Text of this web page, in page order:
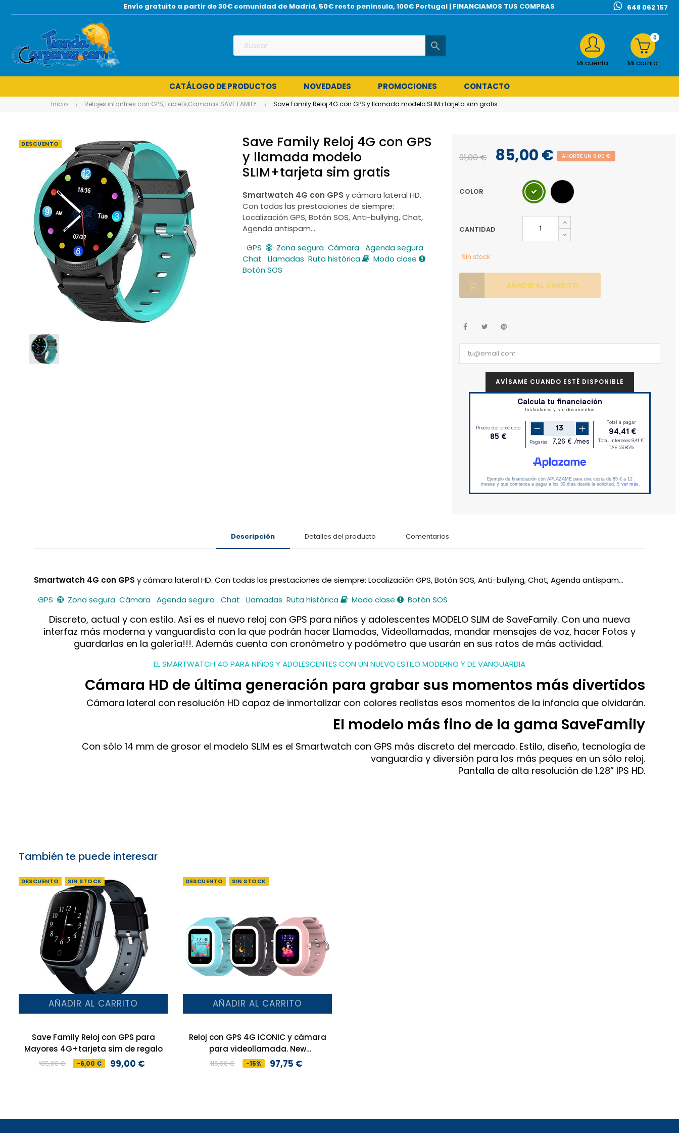
Envío gratuito a partir de 30€ comunidad de Madrid, 50€ resto península, 100€ Portugal | FINANCIAMOS TUS COMPRAS 648 062 157
search
0
Mi carrito
Mi cuenta
CATÁLOGO DE PRODUCTOS NOVEDADES PROMOCIONES CONTACTO
Inicio Relojes infantiles con GPS,Tablets,Camaras SAVE FAMILY Save Family Reloj 4G con GPS y llamada modelo SLIM+tarjeta sim gratis
DESCUENTO
Save Family Reloj 4G con GPS
y llamada modelo
SLIM+tarjeta sim gratis
Smartwatch 4G con GPS y cámara lateral HD.
Con todas las prestaciones de siempre:
Localización GPS, Botón SOS, Anti-bullying, Chat,
Agenda antispam…
GPS
Zona segura Cámara Agenda segura
Chat
Llamadas Ruta histórica
Modo clase
Botón SOS
91,00 € 85,00 € AHORRE UN 6,00 €
COLOR
CANTIDAD
Sin stock
AÑADIR AL CARRITO
AVÍSAME CUANDO ESTÉ DISPONIBLE
Descripción Detalles del producto Comentarios
Smartwatch 4G con GPS y cámara lateral HD. Con todas las prestaciones de siempre: Localización GPS, Botón SOS, Anti-bullying, Chat, Agenda antispam…
GPS
Zona segura Cámara Agenda segura Chat Llamadas Ruta histórica Modo clase Botón SOS
Discreto, actual y con estilo. Así es el nuevo reloj con GPS para niños y adolescentes MODELO SLIM de SaveFamily. Con una nueva
interfaz más moderna y vanguardista con la que podrán hacer Llamadas, Videollamadas, mandar mensajes de voz, hacer Fotos y
guardarlas en la galería!!!. Además cuenta con cronómetro y podómetro que usarán en sus ratos de más actividad.
EL SMARTWATCH 4G PARA NIÑOS Y ADOLESCENTES CON UN NUEVO ESTILO MODERNO Y DE VANGUARDIA
Cámara HD de última generación para grabar sus momentos más divertidos
Cámara lateral con resolución HD capaz de inmortalizar con colores realistas esos momentos de la infancia que olvidarán.
El modelo más fino de la gama SaveFamily
Con sólo 14 mm de grosor el modelo SLIM es el Smartwatch con GPS más discreto del mercado. Estilo, diseño, tecnología de
vanguardia y diversión para los más peques en un sólo reloj.
Pantalla de alta resolución de 1.28” IPS HD.
También te puede interesar
DESCUENTO SIN STOCK
AÑADIR AL CARRITO
Save Family Reloj con GPS para
Mayores 4G+tarjeta sim de regalo
Precio
105,00 € -6,00 €
Precio99,00 €
DESCUENTO SIN STOCK
AÑADIR AL CARRITO
Reloj con GPS 4G iCONIC y cámara
para videollamada. New
Generation
Precio
115,00 € -15%
Precio97,75 €